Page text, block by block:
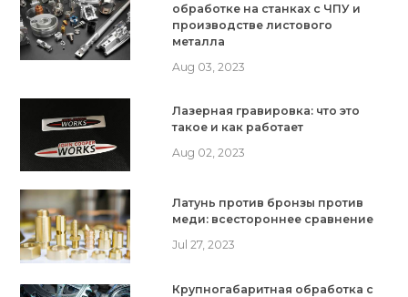
обработке на станках с ЧПУ и
производстве листового
металла
Aug 03, 2023
Лазерная гравировка: что это
такое и как работает
Aug 02, 2023
Латунь против бронзы против
меди: всестороннее сравнение
Jul 27, 2023
Крупногабаритная обработка с